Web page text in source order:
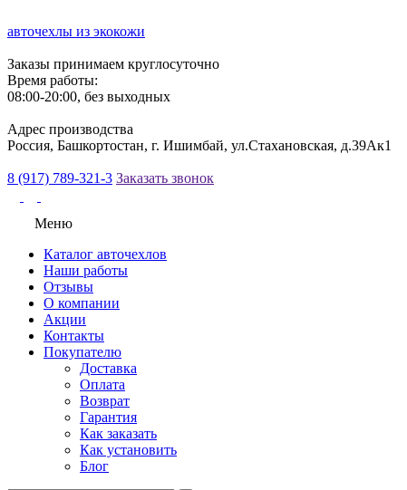
авточехлы из экокожи
Заказы принимаем круглосуточно
Время работы:
08:00-20:00, без выходных
Адрес производства
Россия, Башкортостан, г. Ишимбай, ул.Стахановская, д.39Ак1
8 (917) 789-321-3 Заказать звонок
Меню
Каталог авточехлов
Наши работы
Отзывы
О компании
Акции
Контакты
Покупателю
Доставка
Оплата
Возврат
Гарантия
Как заказать
Как установить
Блог